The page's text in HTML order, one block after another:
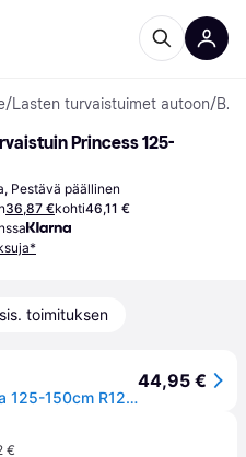
/Lasten turvaistuimet autoon/ Booster-istuimet
Princess 125-
Pestävä päällinen
36,87 €kohti46,11 €
toimituksen
Disney turvaistuin Prinsessa 125-150cm R129 I-Size I-Size
44,95 €
€